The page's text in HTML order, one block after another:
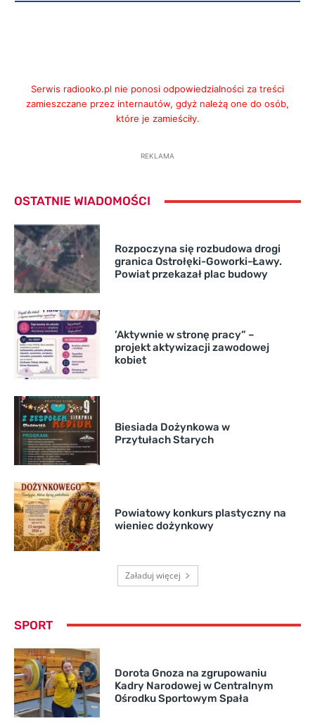
Serwis radiooko.pl nie ponosi odpowiedzialności za treści
zamieszczane przez internautów, gdyż należą one do osób,
które je zamieściły.
REKLAMA
OSTATNIE WIADOMOŚCI
Rozpoczyna się rozbudowa drogi
granica Ostrołęki-Goworki-Ławy.
Powiat przekazał plac budowy
’Aktywnie w stronę pracy” –
projekt aktywizacji zawodowej
kobiet
Biesiada Dożynkowa w
Przytułach Starych
Powiatowy konkurs plastyczny na
wieniec dożynkowy
Załaduj więcej
SPORT
Dorota Gnoza na zgrupowaniu
Kadry Narodowej w Centralnym
Ośrodku Sportowym Spała